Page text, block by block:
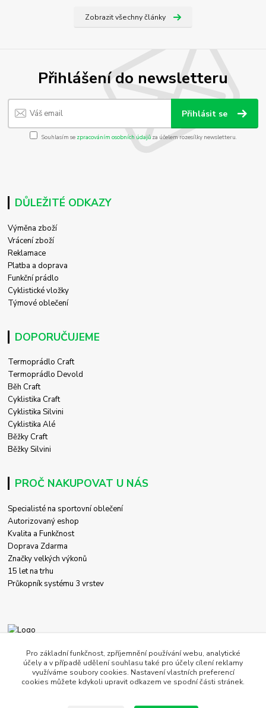
Zobrazit všechny články
Přihlášení do newsletteru
Přihlásit se
Souhlasím se zpracováním osobních údajůza účelem rozesílky newsletteru.
DŮLEŽITÉ ODKAZY
Výměna zboží
Vrácení zboží
Reklamace
Platba a doprava
Funkční prádlo
Cyklistické vložky
Týmové oblečení
DOPORUČUJEME
Termoprádlo Craft
Termoprádlo Devold
Běh Craft
Cyklistika Craft
Cyklistika Silvini
Cyklistika Alé
Běžky Craft
Běžky Silvini
PROČ NAKUPOVAT U NÁS
Specialisté na sportovní oblečení
Autorizovaný eshop
Kvalita a Funkčnost
Doprava Zdarma
Značky velkých výkonů
15 let na trhu
Průkopník systému 3 vrstev
+420 774 458 618
obchod@c-store.cz
Pro základní funkčnost, zpříjemnění používání webu, analytické
účely a v případě udělení souhlasu také pro účely cílení reklamy
využíváme soubory cookies. Nastavení vlastních preferencí
cookies můžete kdykoli upravit odkazem ve spodní části stránek.